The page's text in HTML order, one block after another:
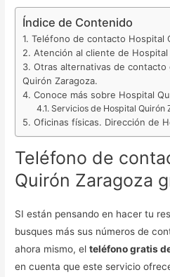
Índice de Contenido
Teléfono de contacto Hospital
Atención al cliente de Hospital
Otras alternativas de
Quirón Zaragoza.
Conoce más sobre Hospital
Servicios de Hospital Quirón
Oficinas físicas. Dirección de
Teléfono de
Quirón Zaragoza
SI están pensando en hacer tu
busques más sus números de
ahora mismo, elteléfono gratis
en cuenta que este servicio